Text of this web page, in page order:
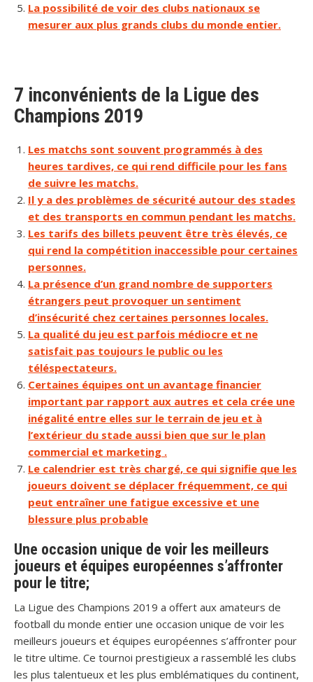
La possibilité de voir des clubs nationaux se
mesurer aux plus grands clubs du monde entier.
7 inconvénients de la Ligue des
Champions 2019
Les matchs sont souvent programmés à des
heures tardives, ce qui rend difficile pour les fans
de suivre les matchs.
Il y a des problèmes de sécurité autour des stades
et des transports en commun pendant les matchs.
Les tarifs des billets peuvent être très élevés, ce
qui rend la compétition inaccessible pour certaines
personnes.
La présence d’un grand nombre de supporters
étrangers peut provoquer un sentiment
d’insécurité chez certaines personnes locales.
La qualité du jeu est parfois médiocre et ne
satisfait pas toujours le public ou les
téléspectateurs.
Certaines équipes ont un avantage financier
important par rapport aux autres et cela crée une
inégalité entre elles sur le terrain de jeu et à
l’extérieur du stade aussi bien que sur le plan
commercial et marketing .
Le calendrier est très chargé, ce qui signifie que les
joueurs doivent se déplacer fréquemment, ce qui
peut entraîner une fatigue excessive et une
blessure plus probable
Une occasion unique de voir les meilleurs
joueurs et équipes européennes s’affronter
pour le titre;
La Ligue des Champions 2019 a offert aux amateurs de
football du monde entier une occasion unique de voir les
meilleurs joueurs et équipes européennes s’affronter pour
le titre ultime. Ce tournoi prestigieux a rassemblé les clubs
les plus talentueux et les plus emblématiques du continent,